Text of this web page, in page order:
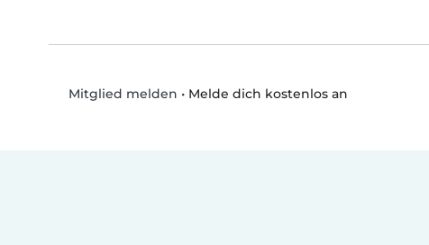
Mitglied melden • Melde dich kostenlos an